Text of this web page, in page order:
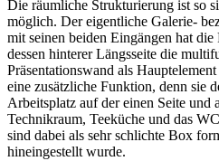
Die räumliche Strukturierung ist so
möglich. Der eigentliche Galerie-
mit seinen beiden Eingängen hat die
dessen hinterer Längsseite die
Präsentationswand als
eine zusätzliche Funktion, denn sie
Arbeitsplatz auf der einen Seite und
Technikraum, Teeküche und das
sind dabei als sehr schlichte Box
hineingestellt wurde.